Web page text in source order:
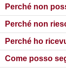
Perché non
Perché non
Perché ho
Come posso